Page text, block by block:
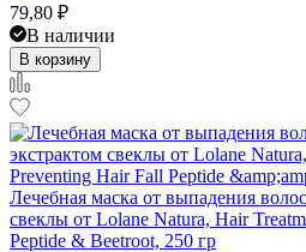
79,80 ₽
В наличии
В корзину
Лечебная маска от выпадения
свеклы от Lolane Natura, Hair
Peptide & Beetroot, 250 гр